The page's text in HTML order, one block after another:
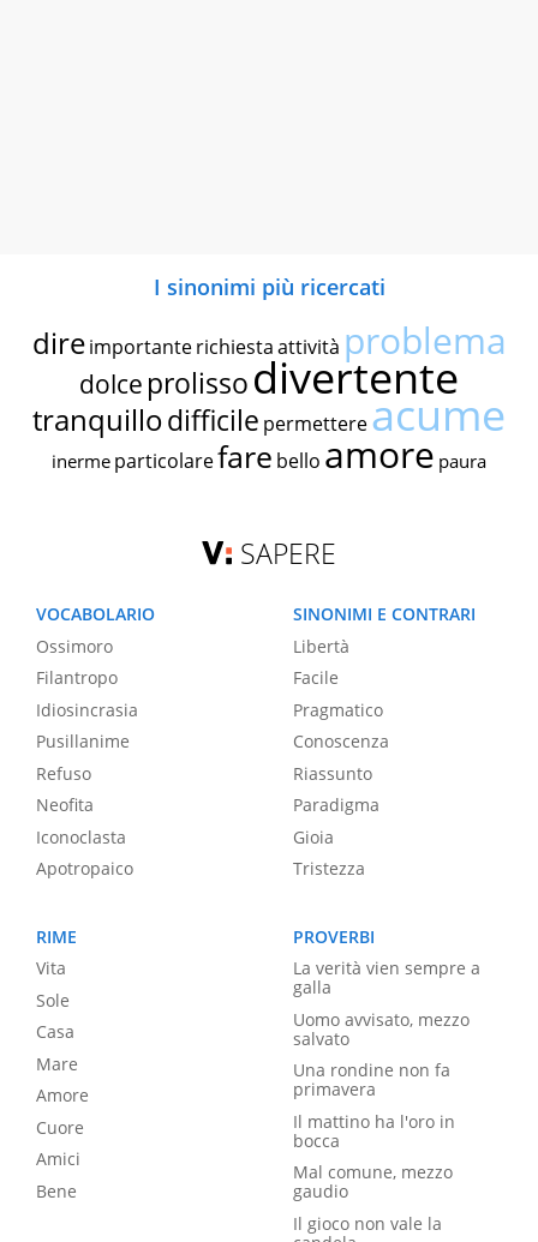
I sinonimi più ricercati
dire importante richiestaattività problema
dolce prolissodivertente
tranquillodifficile permettereacume
inerme particolarefare bello amore paura
SAPERE
VOCABOLARIO
Ossimoro
Filantropo
Idiosincrasia
Pusillanime
Refuso
Neofita
Iconoclasta
Apotropaico
SINONIMI E CONTRARI
Libertà
Facile
Pragmatico
Conoscenza
Riassunto
Paradigma
Gioia
Tristezza
RIME
Vita
Sole
Casa
Mare
Amore
Cuore
Amici
Bene
PROVERBI
La verità vien sempre a
galla
Uomo avvisato, mezzo
salvato
Una rondine non fa
primavera
Il mattino ha l'oro in
bocca
Mal comune, mezzo
gaudio
Il gioco non vale la